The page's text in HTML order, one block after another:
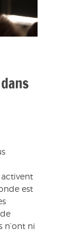
activent
est
n’ont ni